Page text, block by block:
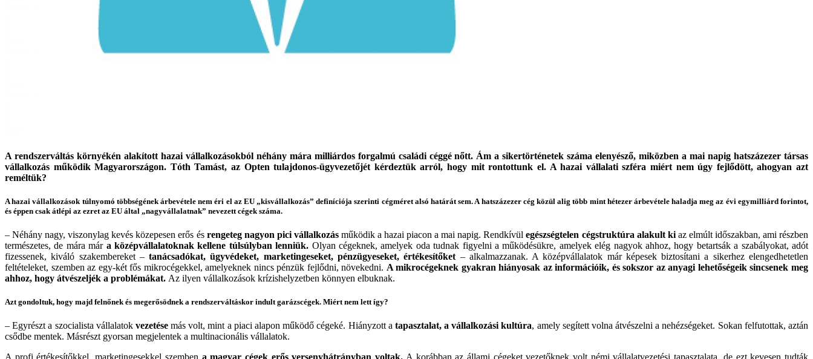
A rendszerváltás környékén alakított hazai vállalkozásokból néhány mára milliárdos forgalmú családi céggé nőtt. Ám a sikertörténetek száma elenyésző, miközben a mai napig hatszázezer társas
vállalkozás működik Magyarországon. Tóth Tamást, az Opten tulajdonos-ügyvezetőjét kérdeztük arról, hogy mit rontottunk el. A hazai vállalati szféra miért nem úgy fejlődött, ahogyan azt
reméltük?
A hazai vállalkozások túlnyomó többségének árbevétele nem éri el az EU „kisvállalkozás” definíciója szerinti cégméret alsó határát sem. A hatszázezer cég közül alig több mint hétezer árbevétele haladja meg az évi egymilliárd forintot,
és éppen csak átlépi az ezret az EU által „nagyvállalatnak” nevezett cégek száma.
– Néhány nagy, viszonylag kevés közepesen erős és rengeteg nagyon pici vállalkozásműködik a hazai piacon a mai napig. Rendkívülegészségtelen cégstruktúra alakult kiaz elmúlt időszakban, ami részben
természetes, de mára mára középvállalatoknak kellene túlsúlyban lenniük. Olyan cégeknek, amelyek oda tudnak figyelni a működésükre, amelyek elég nagyok ahhoz, hogy betartsák a szabályokat, adót
fizessenek, kiváló szakembereket –tanácsadókat, ügyvédeket, marketingeseket, pénzügyeseket, értékesítőket – alkalmazzanak. A középvállalatok már képesek biztosítani a sikerhez elengedhetetlen
feltételeket, szemben az egy-két fős mikrocégekkel, amelyeknek nincs pénzük fejlődni, növekedni. A mikrocégeknek gyakran hiányosak az információik, és sokszor az anyagi lehetőségeik sincsenek meg
ahhoz, hogy átvészeljék a problémákat. Az ilyen vállalkozások krízishelyzetben könnyen elbuknak.
Azt gondoltuk, hogy majd felnőnek és megerősödnek a rendszerváltáskor indult garázscégek. Miért nem lett így?
– Egyrészt a szocialista vállalatok vezetésemás volt, mint a piaci alapon működő cégeké. Hiányzott a tapasztalat, a vállalkozási kultúra, amely segített volna átvészelni a nehézségeket. Sokan felfutottak, aztán
csődbe mentek. Másrészt gyorsan megjelentek a multinacionális vállalatok.